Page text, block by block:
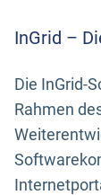
InGrid –
Die InGrid-
Rahmen